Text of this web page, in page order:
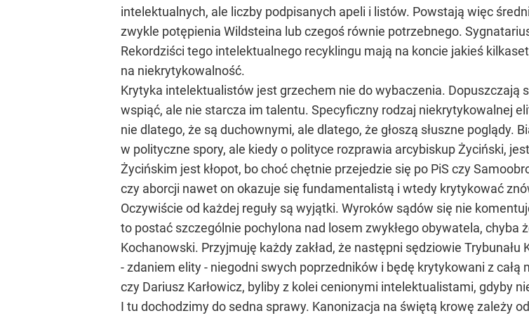
intelektualnych, ale liczby podpisanych apeli i listów. Powstają więc
zwykle potępienia Wildsteina lub czegoś równie potrzebnego.
Rekordziści tego intelektualnego recyklingu mają na koncie jakieś
na niekrytykowalność.
Krytyka intelektualistów jest grzechem nie do wybaczenia.
wspiąć, ale nie starcza im talentu. Specyficzny rodzaj niekrytykowalnej
nie dlatego, że są duchownymi, ale dlatego, że głoszą słuszne poglądy.
w polityczne spory, ale kiedy o polityce rozprawia arcybiskup Życiński,
Życińskim jest kłopot, bo choć chętnie przejedzie się po PiS czy
czy aborcji nawet on okazuje się fundamentalistą i wtedy krytykować
Oczywiście od każdej reguły są wyjątki. Wyroków sądów się nie
to postać szczególnie pochylona nad losem zwykłego obywatela, chyba
Kochanowski. Przyjmuję każdy zakład, że następni sędziowie
- zdaniem elity - niegodni swych poprzedników i będę krytykowani z całą
czy Dariusz Karłowicz, byliby z kolei cenionymi intelektualistami, gdyby
I tu dochodzimy do sedna sprawy. Kanonizacja na świętą krowę zależy